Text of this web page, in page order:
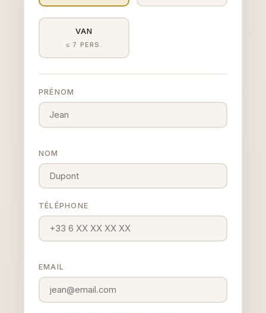
VAN
≤ 7 PERS.
PRÉNOM
NOM
TÉLÉPHONE
EMAIL